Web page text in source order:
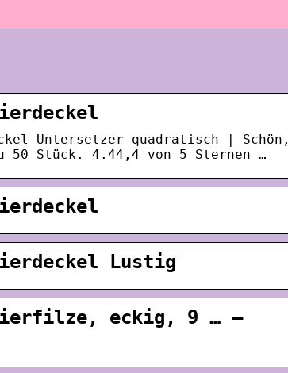
Untersetzer quadratisch | Schön,
50 Stück. 4.44,4 von 5 Sternen …
Lustig
eckig, 9 … –